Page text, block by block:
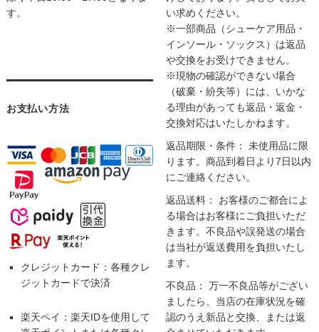
す。
お支払い方法
クレジットカード：各種クレ
ジットカードで決済
楽天ペイ：楽天IDを使用して
い求めください。
※一部商品（シューケア用品・
インソール・ソックス）は返品
や交換をお受けできません。
※現物の確認ができない場合
（破棄・紛失等）には、いかな
る理由があっても返品・返金・
交換対応はいたしかねます。
返品期限・条件： 未使用品に限
ります。商品到着日より7日以内
にご連絡ください。
返品送料： お客様のご都合によ
る場合はお客様にご負担いただ
きます。不良品や誤発送の場合
は当社が返送費用を負担いたし
ます。
不良品： 万一不良品等がござい
ましたら、当店の在庫状況を確
認のうえ新品と交換、または返